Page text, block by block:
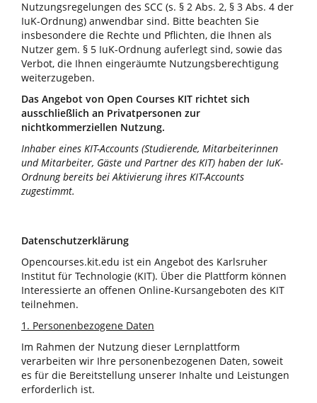
Nutzungsregelungen des SCC (s. § 2 Abs. 2, § 3 Abs. 4 der
IuK-Ordnung) anwendbar sind. Bitte beachten Sie
insbesondere die Rechte und Pflichten, die Ihnen als
Nutzer gem. § 5 IuK-Ordnung auferlegt sind, sowie das
Verbot, die Ihnen eingeräumte Nutzungsberechtigung
weiterzugeben.
Das Angebot von Open Courses KIT richtet sich
ausschließlich an Privatpersonen zur
nichtkommerziellen Nutzung.
Inhaber eines KIT-Accounts (Studierende, Mitarbeiterinnen
und Mitarbeiter, Gäste und Partner des KIT) haben der IuK-
Ordnung bereits bei Aktivierung ihres KIT-Accounts
zugestimmt.
Datenschutzerklärung
Opencourses.kit.edu ist ein Angebot des Karlsruher
Institut für Technologie (KIT). Über die Plattform können
Interessierte an offenen Online-Kursangeboten des KIT
teilnehmen.
1. Personenbezogene Daten
Im Rahmen der Nutzung dieser Lernplattform
verarbeiten wir Ihre personenbezogenen Daten, soweit
es für die Bereitstellung unserer Inhalte und Leistungen
erforderlich ist.